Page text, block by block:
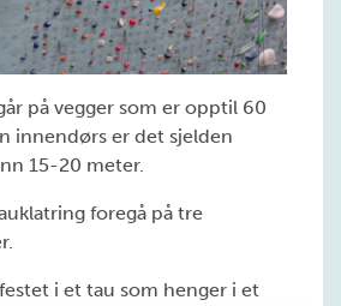
på vegger som er opptil 60
innendørs er det sjelden
15-20 meter.
foregå på tre
i et tau som henger i et